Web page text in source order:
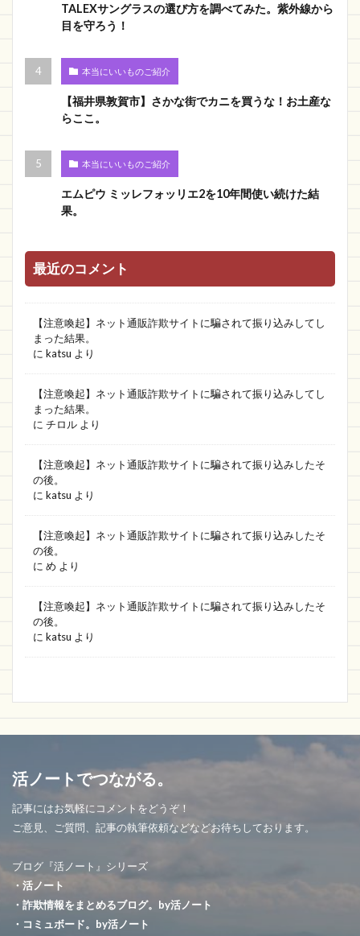
TALEXサングラスの選び方を調べてみた。紫外線から
目を守ろう！
本当にいいものご紹介
【福井県敦賀市】さかな街でカニを買うな！お土産な
らここ。
本当にいいものご紹介
エムピウ ミッレフォッリエ2を10年間使い続けた結
果。
最近のコメント
【注意喚起】ネット通販詐欺サイトに騙されて振り込みしてし
まった結果。
に katsu より
【注意喚起】ネット通販詐欺サイトに騙されて振り込みしてし
まった結果。
に チロル より
【注意喚起】ネット通販詐欺サイトに騙されて振り込みしたそ
の後。
に katsu より
【注意喚起】ネット通販詐欺サイトに騙されて振り込みしたそ
の後。
に め より
【注意喚起】ネット通販詐欺サイトに騙されて振り込みしたそ
の後。
に katsu より
活ノートでつながる。
記事にはお気軽にコメントをどうぞ！
ご意見、ご質問、記事の執筆依頼などなどお待ちしております。
ブログ『活ノート』シリーズ
・活ノート
・詐欺情報をまとめるブログ。by活ノート
・コミュボード。by活ノート